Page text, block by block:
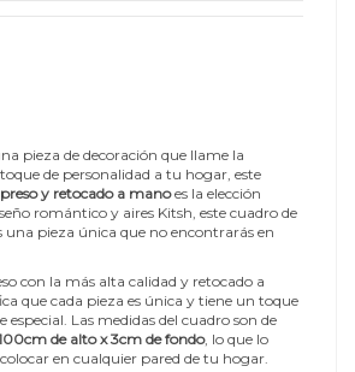
pieza de decoración que llame la
de personalidad a tu hogar, este
y retocado a manoes la elección
romántico y aires Kitsh, este cuadro de
pieza única que no encontrarás en
con la más alta calidad y retocado a
que cada pieza es única y tiene un toque
especial. Las medidas del cuadro son de
de alto x 3cm de fondo, lo que lo
en cualquier pared de tu hogar.